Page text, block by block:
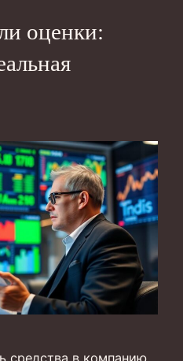
оценки:
средства в компанию,